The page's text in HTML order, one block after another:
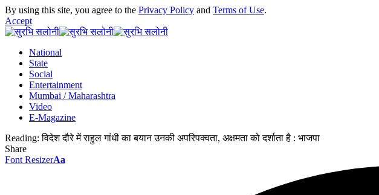
By using this site, you agree to the Privacy Policy and Terms of Use.
Accept
National
State
Social
Entertainment
Mumbai / Maharashtra
Video
E-Magazine
Reading: विदेश दौरे में राहुल गांधी का बयान उनकी अपरिपक्वता, अक्षमता को दर्शाता है : भाजपा
Share
Font ResizerAa